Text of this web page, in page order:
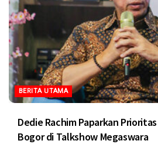
BERITA UTAMA
Dedie Rachim Paparkan
Bogor di Talkshow Megaswara